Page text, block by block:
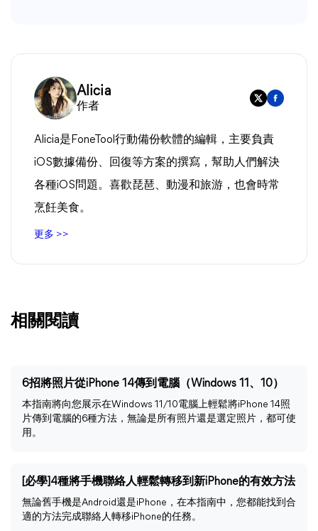
Alicia
作者
Alicia是FoneTool行動備份軟體的編輯，主要負責
iOS數據備份、回復等方案的撰寫，幫助人們解決
各種iOS問題。喜歡琵琶、動漫和旅游，也會時常
烹飪美食。
更多 >>
相關閱讀
6招將照片從iPhone 14傳到電腦（Windows 11、10）
本指南將向您展示在Windows 11/10電腦上輕鬆將iPhone 14照
片傳到電腦的6種方法，無論是所有照片還是選定照片，都可使
用。
[必學]4種將手機聯絡人輕鬆轉移到新iPhone的有效方法
無論舊手機是Android還是iPhone，在本指南中，您都能找到合
適的方法完成聯絡人轉移iPhone的任務。